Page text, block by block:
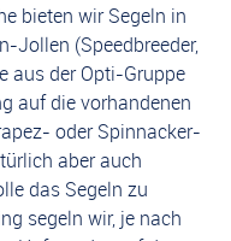
bieten wir Segeln in
Jollen (Speedbreeder,
aus der Opti-Gruppe
auf die vorhandenen
oder Spinnacker-
aber auch
das Segeln zu
segeln wir, je nach